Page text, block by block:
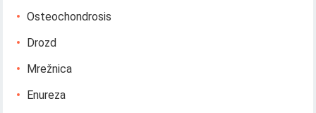
Osteochondrosis
Drozd
Mrežnica
Enureza